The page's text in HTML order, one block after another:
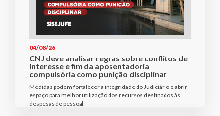
04/08/26
CNJ deve analisar regras sobre conflitos de
interesse e fim da aposentadoria
compulsória como punição disciplinar
Medidas podem fortalecer a integridade do Judiciário e abrir
espaço para melhor utilização dos recursos destinados às
despesas de pessoal